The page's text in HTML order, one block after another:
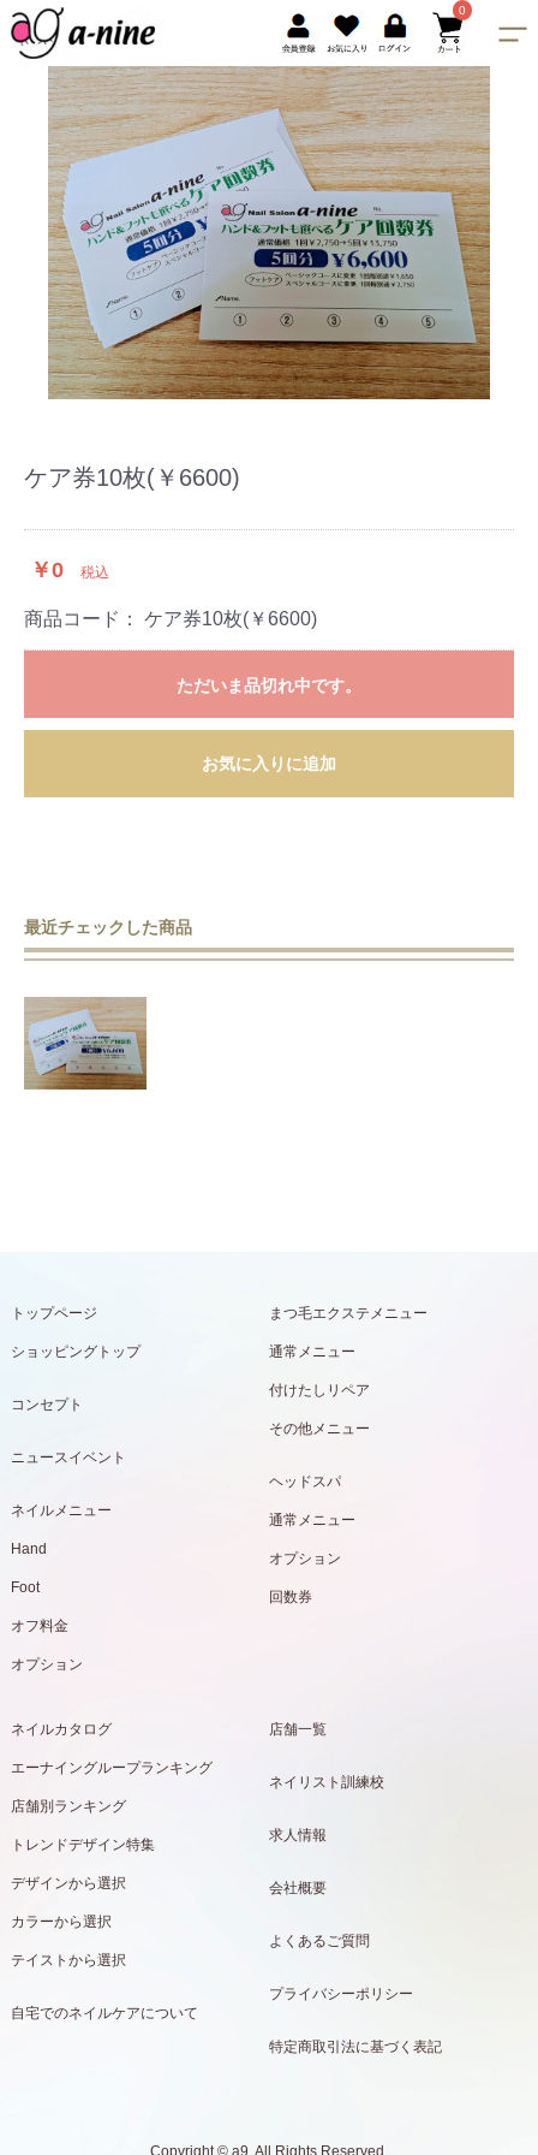
0
ケア券10枚(￥6600)
￥0 税込
商品コード： ケア券10枚(￥6600)
ただいま品切れ中です。
お気に入りに追加
最近チェックした商品
トップページ
ショッピングトップ
コンセプト
ニュースイベント
ネイルメニュー
Hand
Foot
オフ料金
オプション
まつ毛エクステメニュー
通常メニュー
付けたしリペア
その他メニュー
ヘッドスパ
通常メニュー
オプション
回数券
ネイルカタログ
エーナイングループランキング
店舗別ランキング
トレンドデザイン特集
デザインから選択
カラーから選択
テイストから選択
自宅でのネイルケアについて
店舗一覧
ネイリスト訓練校
求人情報
会社概要
よくあるご質問
プライバシーポリシー
特定商取引法に基づく表記
Copyright © a9. All Rights Reserved.